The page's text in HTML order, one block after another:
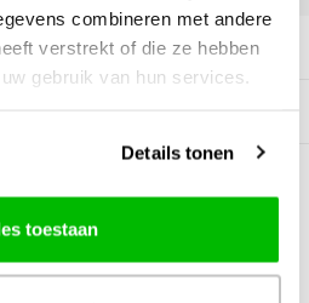
combineren met andere
verstrekt of die ze hebben
gebruik van hun services.
Details tonen
toestaan
VAN0